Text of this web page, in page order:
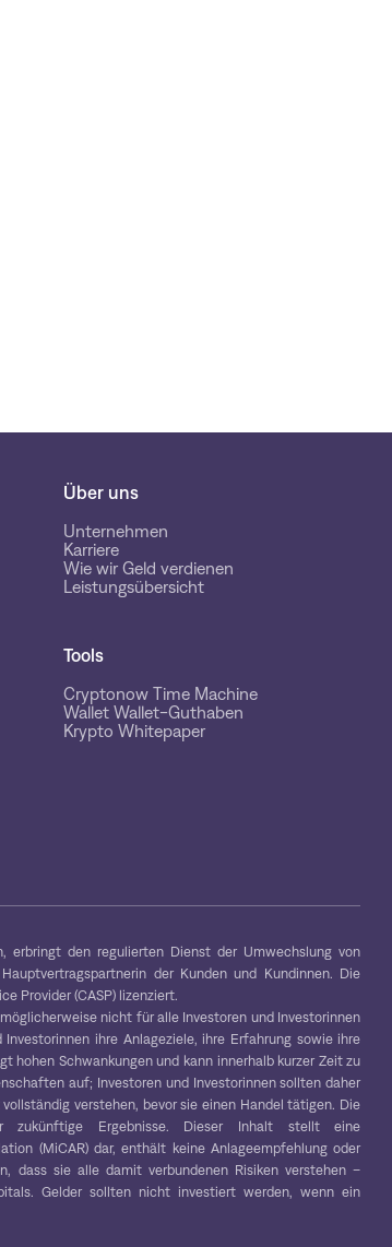
Über uns
Unternehmen
Karriere
Wie wir Geld verdienen
Leistungsübersicht
Tools
Cryptonow Time Machine
Wallet Wallet-Guthaben
Krypto Whitepaper
erbringt den regulierten Dienst der Umwechslung von
der Kunden und Kundinnen. Die
Provider (CASP) lizenziert.
nicht für alle Investoren und Investorinnen
ihre Anlageziele, ihre Erfahrung sowie ihre
Schwankungen und kann innerhalb kurzer Zeit zu
auf; Investoren und Investorinnen sollten daher
verstehen, bevor sie einen Handel tätigen. Die
zukünftige Ergebnisse. Dieser Inhalt stellt eine
(MiCAR) dar, enthält keine Anlageempfehlung oder
dass sie alle damit verbundenen Risiken verstehen –
Gelder sollten nicht investiert werden, wenn ein